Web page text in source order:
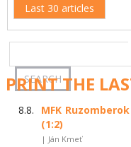
Last 30 articles
PRINT THE
8.8.
MFK
(1:2)
| Ján Kmeť